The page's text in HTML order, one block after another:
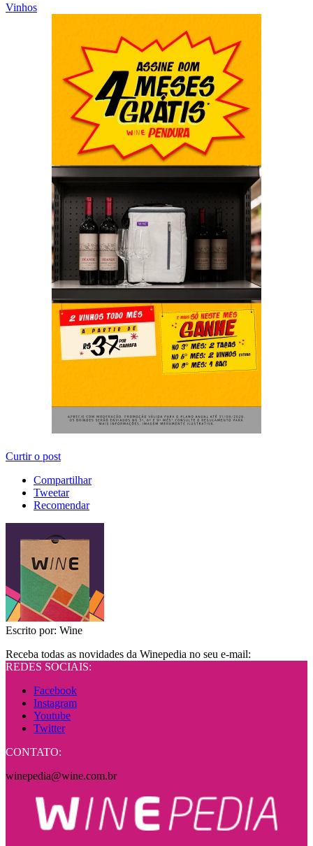
Vinhos
Curtir o post
Compartilhar
Tweetar
Recomendar
Escrito por: Wine
Receba todas as novidades da Winepedia no seu e-mail:
REDES SOCIAIS:
Facebook
Instagram
Youtube
Twitter
CONTATO:
winepedia@wine.com.br